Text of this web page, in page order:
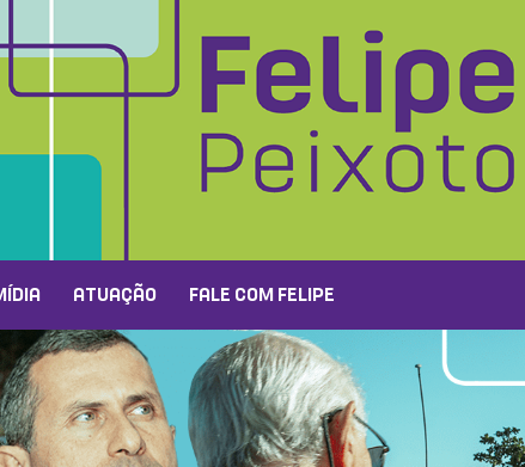
ATUAÇÃO FALE COM FELIPE